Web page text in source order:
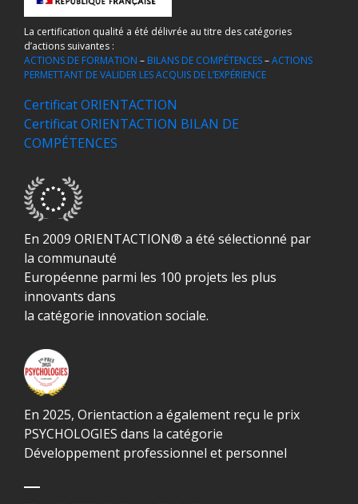
La certification qualité a été délivrée au titre des catégories
d’actions suivantes :
ACTIONS DE FORMATION – BILANS DE COMPÉTENCES–ACTIONS
PERMETTANT DE VALIDER LES ACQUIS DE L’EXPÉRIENCE
Certificat ORIENTACTION
Certificat ORIENTACTION BILAN DE
COMPÉTENCES
En 2009 ORIENTACTION® a été sélectionné par
la communauté
Européenne parmi les 100 projets les plus
innovants dans
la catégorie innovation sociale.
En 2025, Orientaction a également reçu le prix
PSYCHOLOGIES dans la catégorie
Développement professionnel et personnel